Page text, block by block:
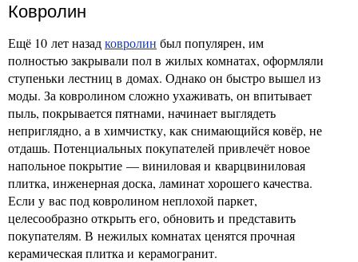
Ковролин
Ещё 10 лет назадковролин был популярен, им
полностью закрывали пол в жилых комнатах, оформляли
ступеньки лестниц в домах. Однако он быстро вышел из
моды. За ковролином сложно ухаживать, он впитывает
пыль, покрывается пятнами, начинает выглядеть
неприглядно, а в химчистку, как снимающийся ковёр, не
отдашь. Потенциальных покупателей привлечёт новое
напольное покрытие — виниловая и кварцвиниловая
плитка, инженерная доска, ламинат хорошего качества.
Если у вас под ковролином неплохой паркет,
целесообразно открыть его, обновить и представить
покупателям. В нежилых комнатах ценятся прочная
керамическая плитка и керамогранит.